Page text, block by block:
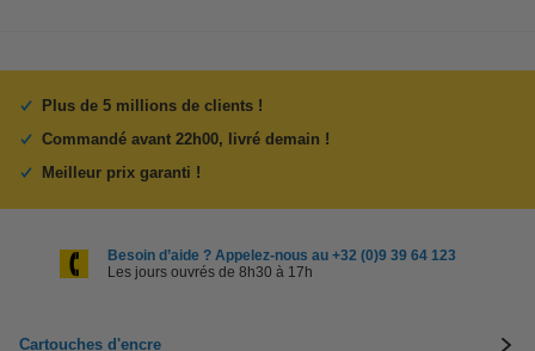
Plus de 5 millions de clients !
Commandé avant 22h00, livré demain !
Meilleur prix garanti !
Besoin d’aide ? Appelez-nous au +32 (0)9 39 64 123
Les jours ouvrés de 8h30 à 17h
Cartouches d'encre